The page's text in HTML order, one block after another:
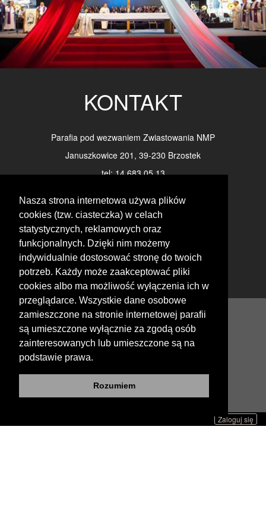
Nasza strona internetowa używa plików
cookies (tzw. ciasteczka) w celach
statystycznych, reklamowych oraz
funkcjonalnych. Dzięki nim możemy
indywidualnie dostosować stronę do twoich
potrzeb. Każdy może zaakceptować pliki
cookies albo ma możliwość wyłączenia ich w
przeglądarce. Wszystkie dane osobowe
zamieszczone na stronie internetowej parafii
są umieszczone wyłącznie za zgodą osób
zainteresowanych lub umieszczone są na
podstawie prawa.
Rozumiem
KONTAKT
Parafia pod wezwaniem Zwiastowania NMP
Januszkowice 201, 39-230 Brzostek
tel: 14 683 05 13
FORMULARZ KONTAKTOWY
Copyright © Realizacja profetoIT. Wszelkie prawa
zastrzeżone.
Zaloguj się